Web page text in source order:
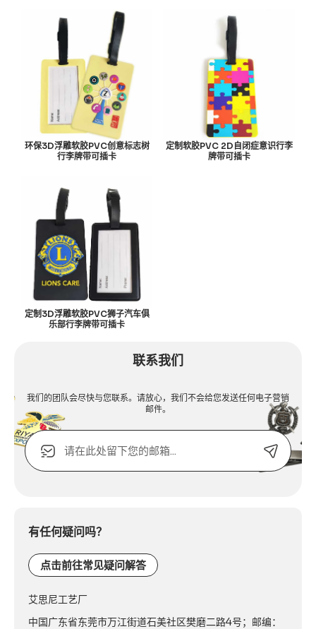
环保3D浮雕软胶PVC创意标志树
行李牌带可插卡
定制软胶PVC 2D自闭症意识行李
牌带可插卡
定制3D浮雕软胶PVC狮子汽车俱
乐部行李牌带可插卡
联系我们
我们的团队会尽快与您联系。请放心，我们不会给您发送任何电子营销
邮件。
电
子
邮
电
有任何疑问吗？
点击前往常见疑问解答
艾思尼工艺厂
中国广东省东莞市万江街道石美社区樊磨二路4号；邮编：